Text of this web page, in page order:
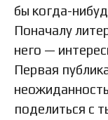
бы когда-
Поначалу
него —
Первая
поделиться с